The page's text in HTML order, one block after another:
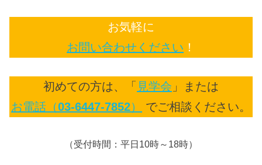
お気軽に
お問い合わせください ！
初めての方は、「 見学会 」または
お電話（03-6447-7852） でご相談ください。
（受付時間：平日10時～18時）